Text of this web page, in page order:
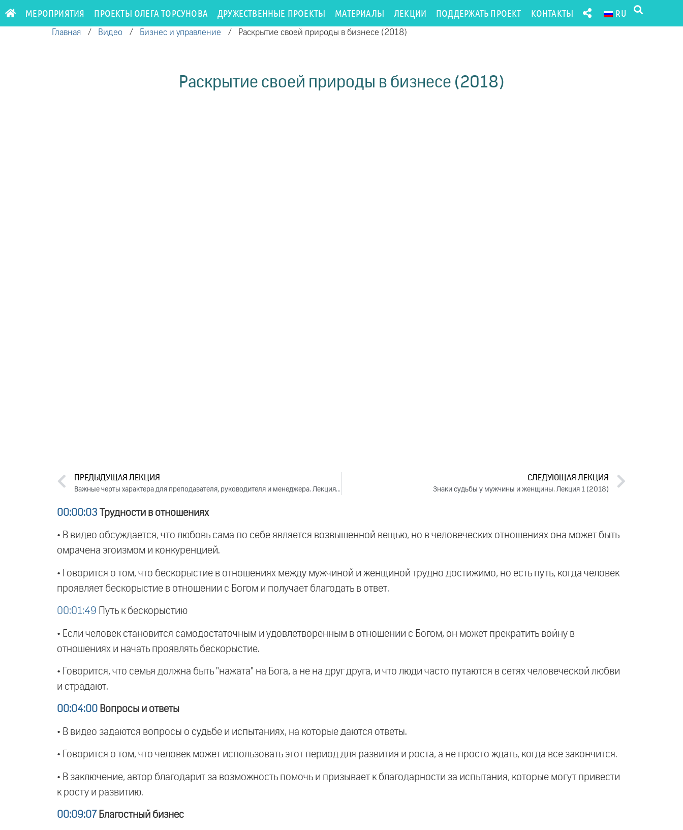
МЕРОПРИЯТИЯ ПРОЕКТЫ ОЛЕГА ТОРСУНОВА ДРУЖЕСТВЕННЫЕ ПРОЕКТЫ МАТЕРИАЛЫ ЛЕКЦИИ ПОДДЕРЖАТЬ ПРОЕКТ КОНТАКТЫ RU
Главная / Видео / Бизнес и управление / Раскрытие своей природы в бизнесе (2018)
Раскрытие своей природы в бизнесе (2018)
ПРЕДЫДУЩАЯ ЛЕКЦИЯ
Важные черты характера для преподавателя, руководителя и менеджера. Лекция 3 (2018)
СЛЕДУЮЩАЯ ЛЕКЦИЯ
Знаки судьбы у мужчины и женщины. Лекция 1 (2018)
00:00:03 Трудности в отношениях
• В видео обсуждается, что любовь сама по себе является возвышенной вещью, но в человеческих отношениях она может быть
омрачена эгоизмом и конкуренцией.
• Говорится о том, что бескорыстие в отношениях между мужчиной и женщиной трудно достижимо, но есть путь, когда человек
проявляет бескорыстие в отношении с Богом и получает благодать в ответ.
00:01:49 Путь к бескорыстию
• Если человек становится самодостаточным и удовлетворенным в отношении с Богом, он может прекратить войну в
отношениях и начать проявлять бескорыстие.
• Говорится, что семья должна быть "нажата" на Бога, а не на друг друга, и что люди часто путаются в сетях человеческой любви
и страдают.
00:04:00 Вопросы и ответы
• В видео задаются вопросы о судьбе и испытаниях, на которые даются ответы.
• Говорится о том, что человек может использовать этот период для развития и роста, а не просто ждать, когда все закончится.
• В заключение, автор благодарит за возможность помочь и призывает к благодарности за испытания, которые могут привести
к росту и развитию.
00:09:07 Благостный бизнес